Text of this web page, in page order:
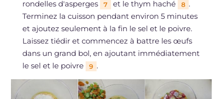
rondelles d'asperges 7 et le thym haché 8 .
Terminez la cuisson pendant environ 5 minutes
et ajoutez seulement à la fin le sel et le poivre.
Laissez tiédir et commencez à battre les œufs
dans un grand bol, en ajoutant immédiatement
le sel et le poivre
9 .